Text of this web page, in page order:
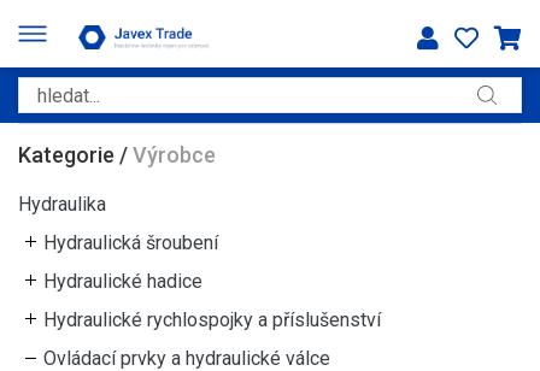
Kategorie /Výrobce
Hydraulika
Hydraulická šroubení
Hydraulické hadice
Hydraulické rychlospojky a příslušenství
Ovládací prvky a hydraulické válce